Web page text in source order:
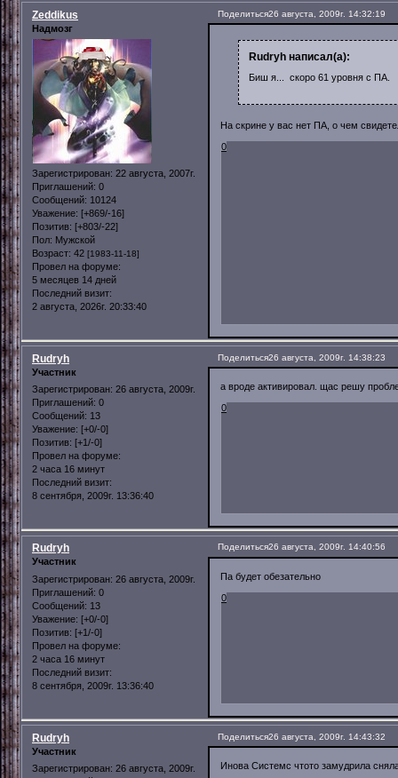
Поделиться26 августа, 2009г. 14:32:19
Zeddikus
Надмозг
Зарегистрирован: 22 августа, 2007г.
Приглашений: 0
Сообщений: 10124
Уважение: [+869/-16]
Позитив: [+803/-22]
Пол: Мужской
Возраст: 42 [1983-11-18]
Провел на форуме:
5 месяцев 14 дней
Последний визит:
2 августа, 2026г. 20:33:40
Rudryh написал(а):
Биш я... скоро 61 уровня с ПА.
На скрине у вас нет ПА, о чем
0
Поделиться26 августа, 2009г. 14:38:23
Rudryh
Участник
Зарегистрирован: 26 августа, 2009г.
Приглашений: 0
Сообщений: 13
Уважение: [+0/-0]
Позитив: [+1/-0]
Провел на форуме:
2 часа 16 минут
Последний визит:
8 сентября, 2009г. 13:36:40
а вроде активировал. щас решу
0
Поделиться26 августа, 2009г. 14:40:56
Rudryh
Участник
Зарегистрирован: 26 августа, 2009г.
Приглашений: 0
Сообщений: 13
Уважение: [+0/-0]
Позитив: [+1/-0]
Провел на форуме:
2 часа 16 минут
Последний визит:
8 сентября, 2009г. 13:36:40
Па будет обезательно
0
Поделиться26 августа, 2009г. 14:43:32
Rudryh
Участник
Зарегистрирован: 26 августа, 2009г.
Инова Системс чтото замудрила